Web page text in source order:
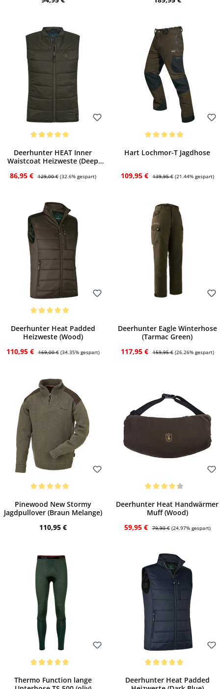
Bewerten
Deerhunter HEAT Inner
Waistcoat Heizweste (Deep
Verkaufspreis:
86,95 € Regulärer Preis:
129,00 € (32.6% gespart)
Bewerten
Hart Lochmor-T Jagdhose
Verkaufspreis:
109,95 € Regulärer Preis:
139,95 € (21.44% gespart)
Bewerten
Deerhunter Heat Padded
Heizweste (Wood)
Verkaufspreis:
110,95 € Regulärer Preis:
169,00 € (34.35% gespart)
Deerhunter Eagle Winterhose
(Tarmac Green)
Verkaufspreis:
117,95 € Regulärer Preis:
159,95 € (26.26% gespart)
Bewerten
Pinewood New Stormy
Jagdpullover (Braun Melange)
Regulärer Preis:
110,95 €
Bewerten
Deerhunter Heat Handwärmer
Muff (Wood)
Verkaufspreis:
59,95 € Regulärer Preis:
79,90 € (24.97% gespart)
Bewerten
Thermo Function lange
Bewerten
Deerhunter Heat Padded